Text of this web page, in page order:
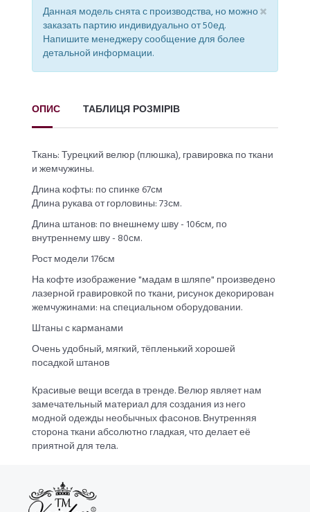
×
Данная модель снята с производства, но можно
заказать партию индивидуально от 50ед.
Напишите менеджеру сообщение для более
детальной информации.
ОПИС ТАБЛИЦЯ РОЗМІРІВ
Ткань: Турецкий велюр (плюшка), гравировка по ткани
и жемчужины.
Длина кофты: по спинке 67см
Длина рукава от горловины: 73см.
Длина штанов: по внешнему шву - 106см, по
внутреннему шву - 80см.
Рост модели 176см
На кофте изображение "мадам в шляпе" произведено
лазерной гравировкой по ткани, рисунок декорирован
жемчужинами: на специальном оборудовании.
Штаны с карманами
Очень удобный, мягкий, тёпленький хорошей
посадкой штанов
Красивые вещи всегда в тренде. Велюр являет нам
замечательный материал для создания из него
модной одежды необычных фасонов. Внутренняя
сторона ткани абсолютно гладкая, что делает её
приятной для тела.